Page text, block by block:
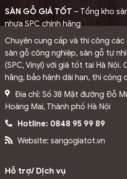
từ 10 – 20 năm, tùy thuộc
và điều kiện sử dụng. Nhờ
chi phí hợp lý, sàn gỗ công
rộng rãi trong nhiều công trình
phòng, cửa hàng và trung
Hiện nay, SÀN GỖ GIÁ TỐT
dòng sàn gỗ chất lượng đáp
phân khúc phổ thông đến cao
SÀN GỖ GIÁ TỐT – Tổng kho
nhựa SPC chính hãng
Chuyên cung cấp và thi công
sàn gỗ công nghiệp, sàn gỗ tự
(SPC, Vinyl) với giá tốt tại Hà Nội.
hãng, bảo hành dài hạn, thi công
Địa chỉ: Số 38 Mặt đường Đỗ
Hoàng Mai, Thành phố Hà Nội
Hotline: 0848 95 99 89
Website: sangogiatot.vn
Hỗ trợ/ Dịch vụ